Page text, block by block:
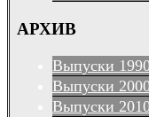
АРХИВ
Выпуски
Выпуски
Выпуски